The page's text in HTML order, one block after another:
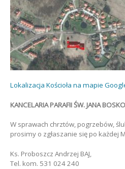
Lokalizacja Kościoła na mapie
KANCELARIA PARAFII ŚW. JANA BOSKO
W sprawach chrztów, pogrzebów,
prosimy o zgłaszanie się po każdej
Ks. Proboszcz Andrzej BAJ,
Tel. kom. 531 024 240